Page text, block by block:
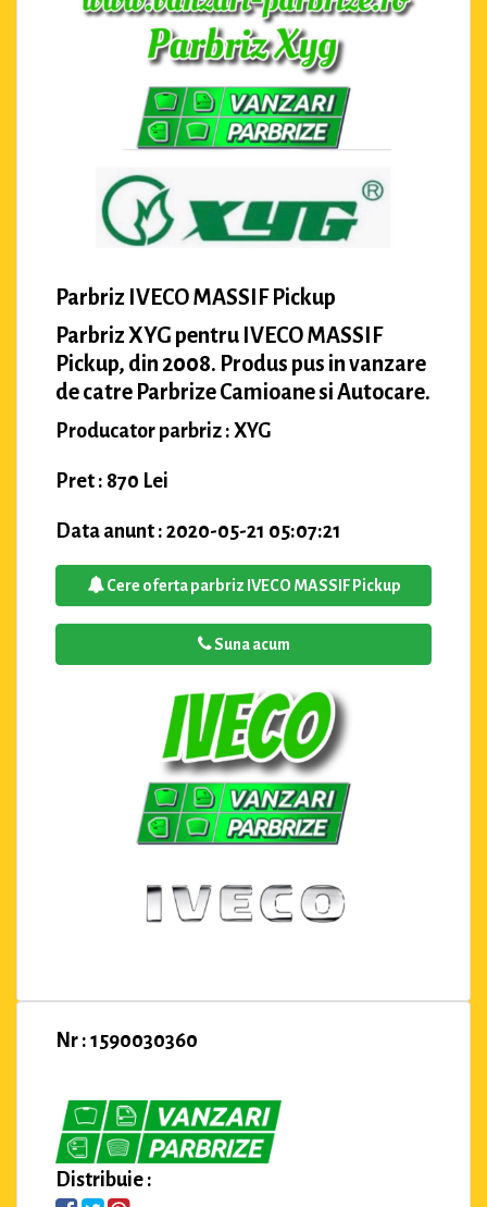
Parbriz IVECO MASSIF Pickup
Parbriz XYG pentru IVECO MASSIF
Pickup, din 2008. Produs pus in vanzare
de catre Parbrize Camioane si Autocare.
Producator parbriz : XYG
Pret : 870 Lei
Data anunt : 2020-05-21 05:07:21
Cere oferta parbriz IVECO MASSIF Pickup
Suna acum
Nr : 1590030360
Distribuie :